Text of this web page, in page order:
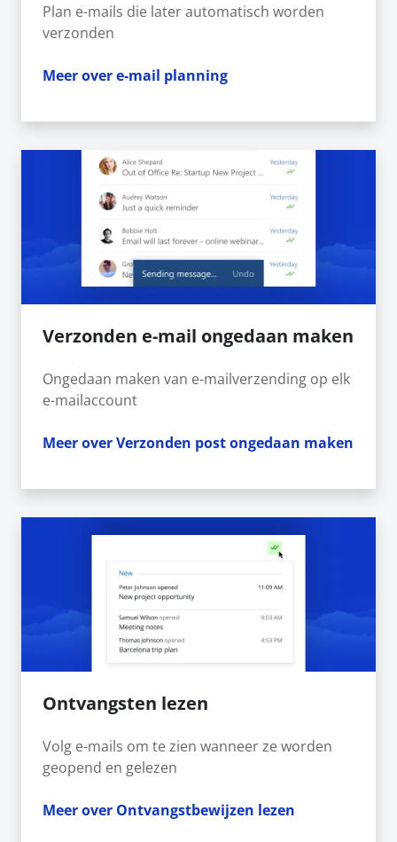
Plan e-mails die later automatisch worden
verzonden
Meer over e-mail planning
Verzonden e-mail ongedaan maken
Ongedaan maken van e-mailverzending op elk
e-mailaccount
Meer over Verzonden post ongedaan maken
Ontvangsten lezen
Volg e-mails om te zien wanneer ze worden
geopend en gelezen
Meer over Ontvangstbewijzen lezen